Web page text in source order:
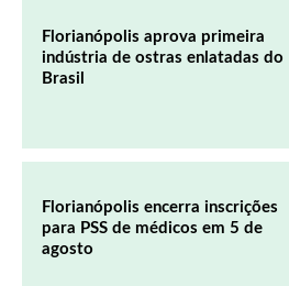
Florianópolis aprova primeira
indústria de ostras enlatadas do
Brasil
Florianópolis encerra inscrições
para PSS de médicos em 5 de
agosto